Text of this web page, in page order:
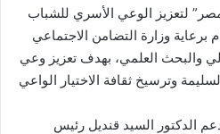
لتعزيز الوعي الأسري للشباب
برعاية وزارة التضامن الاجتماعي
والبحث العلمي، بهدف تعزيز وعي
وترسيخ ثقافة الاختيار الواعي
الدكتور السيد قنديل رئيس